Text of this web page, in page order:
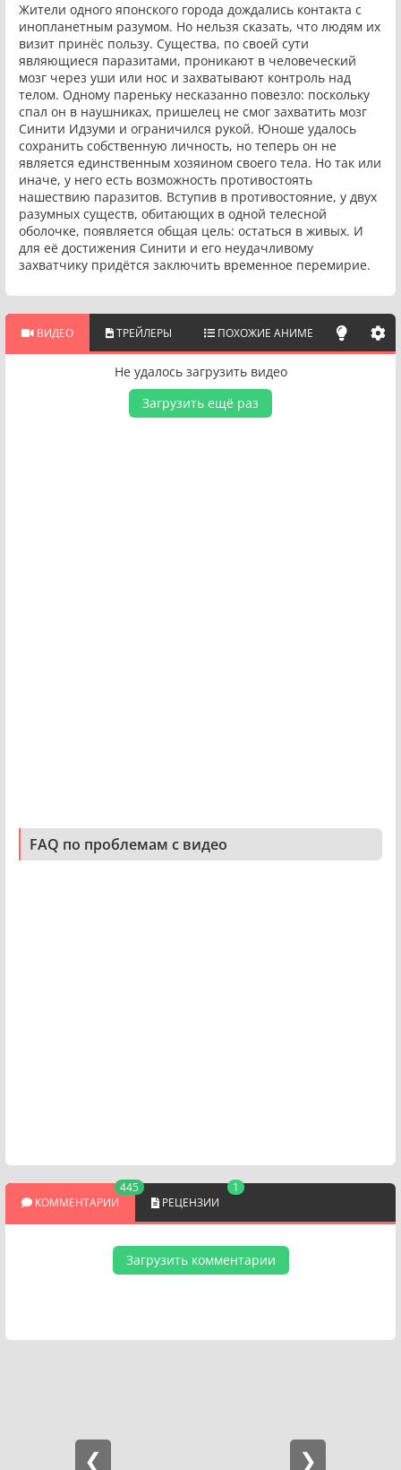
Жители одного японского города дождались контакта с
инопланетным разумом. Но нельзя сказать, что людям их
визит принёс пользу. Существа, по своей сути
являющиеся паразитами, проникают в человеческий
мозг через уши или нос и захватывают контроль над
телом. Одному пареньку несказанно повезло: поскольку
спал он в наушниках, пришелец не смог захватить мозг
Синити Идзуми и ограничился рукой. Юноше удалось
сохранить собственную личность, но теперь он не
является единственным хозяином своего тела. Но так или
иначе, у него есть возможность противостоять
нашествию паразитов. Вступив в противостояние, у двух
разумных существ, обитающих в одной телесной
оболочке, появляется общая цель: остаться в живых. И
для её достижения Синити и его неудачливому
захватчику придётся заключить временное перемирие.
ВИДЕО ТРЕЙЛЕРЫ ПОХОЖИЕ АНИМЕ
Не удалось загрузить видео
Загрузить ещё раз
FAQ по проблемам с видео
КОММЕНТАРИИ
445
РЕЦЕНЗИИ
1
Загрузить комментарии